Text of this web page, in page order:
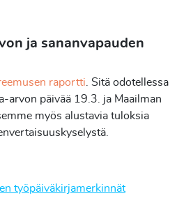
ja sananvapauden
raportti . Sitä odotellessa
arvon päivää 19.3. ja Maailman
myös alustavia tuloksia
työpäiväkirjamerkinnät